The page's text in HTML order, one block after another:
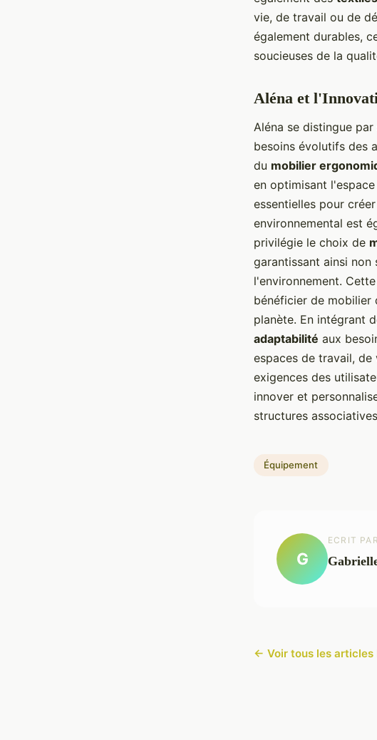
vie, de travail ou de
également durables,
soucieuses de la
Aléna et
Aléna se distingue par
besoins évolutifs des
du mobilier
en optimisant
essentielles pour
environnemental est
privilégie le choix de
garantissant ainsi non
l'environnement.
bénéficier de mobilier
planète. En intégrant
adaptabilité aux
espaces de travail,
exigences des
innover et
structures
Équipement
G
ECRIT PAR
← Voir tous les articles